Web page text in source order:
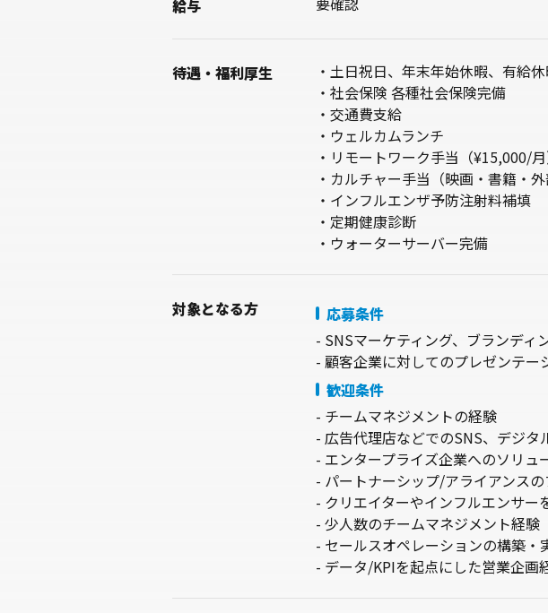
給与
待遇・ 福利厚生
・土日祝日、年末年始休暇、有給
・社会保険 各種社会保険完備
・交通費支給
・ウェルカムランチ
・リモートワーク手当（¥15,000/月
・カルチャー手当（映画・書籍・
・インフルエンザ予防注射料補填
・定期健康診断
・ウォーターサーバー完備
対象となる方
応募条件
- SNSマーケティング、ブランディ
- 顧客企業に対してのプレゼンテ
歓迎条件
- チームマネジメントの経験
- 広告代理店などでのSNS、デジタ
- エンタープライズ企業へのソリュ
- パートナーシップ/アライアンス
- クリエイターやインフルエンサ
- 少人数のチームマネジメント経験
- セールスオペレーションの構築・
- データ/KPIを起点にした営業企画